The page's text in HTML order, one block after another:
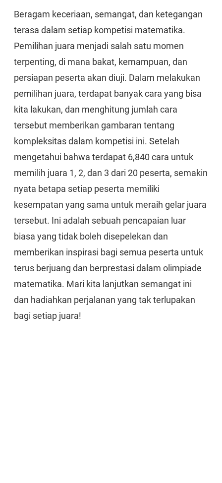
Beragam keceriaan, semangat, dan ketegangan
terasa dalam setiap kompetisi matematika.
Pemilihan juara menjadi salah satu momen
terpenting, di mana bakat, kemampuan, dan
persiapan peserta akan diuji. Dalam melakukan
pemilihan juara, terdapat banyak cara yang bisa
kita lakukan, dan menghitung jumlah cara
tersebut memberikan gambaran tentang
kompleksitas dalam kompetisi ini. Setelah
mengetahui bahwa terdapat 6,840 cara untuk
memilih juara 1, 2, dan 3 dari 20 peserta, semakin
nyata betapa setiap peserta memiliki
kesempatan yang sama untuk meraih gelar juara
tersebut. Ini adalah sebuah pencapaian luar
biasa yang tidak boleh disepelekan dan
memberikan inspirasi bagi semua peserta untuk
terus berjuang dan berprestasi dalam olimpiade
matematika. Mari kita lanjutkan semangat ini
dan hadiahkan perjalanan yang tak terlupakan
bagi setiap juara!